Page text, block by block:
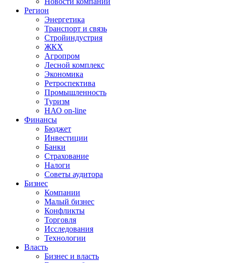
Регион
Энергетика
Транспорт и связь
Стройиндустрия
ЖКХ
Агропром
Лесной комплекс
Экономика
Ретроспектива
Промышленность
Туризм
НАО on-line
Финансы
Бюджет
Инвестиции
Банки
Страхование
Налоги
Советы аудитора
Бизнес
Компании
Малый бизнес
Конфликты
Торговля
Исследования
Технологии
Власть
Бизнес и власть